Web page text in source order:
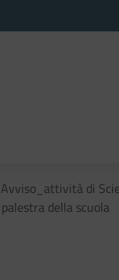
Avviso_attività di
della scuola